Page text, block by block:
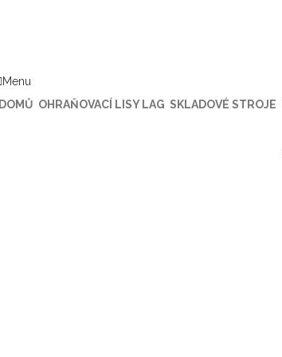
Menu
DOMŮ OHRAŇOVACÍ LISY LAG SKLADOVÉ STROJE